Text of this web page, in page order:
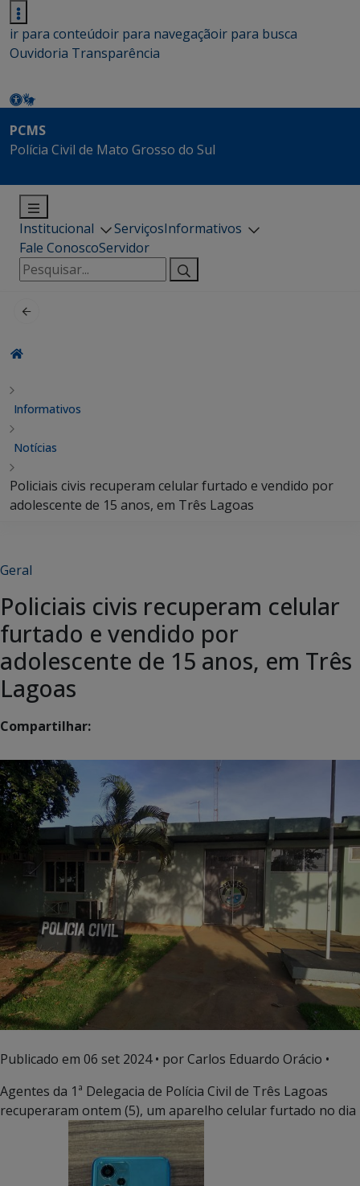
ir para conteúdoir para navegaçãoir para busca
Ouvidoria Transparência
PCMS
Polícia Civil de Mato Grosso do Sul
Institucional ServiçosInformativos
Fale ConoscoServidor
Pesquisar
por:
Informativos
Notícias
Policiais civis recuperam celular furtado e vendido por
adolescente de 15 anos, em Três Lagoas
Geral
Policiais civis recuperam celular
furtado e vendido por
adolescente de 15 anos, em Três
Lagoas
Compartilhar:
Publicado em 06 set 2024• por Carlos Eduardo Orácio •
Agentes da 1ª Delegacia de Polícia Civil de Três Lagoas
recuperaram ontem (5), um aparelho celular furtado no dia